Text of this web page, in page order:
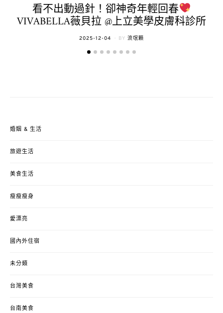
看不出動過針！卻神奇年輕回春
VIVABELLA薇貝拉 @上立美學皮膚科診所
POSTED
2025-12-04 BY 流氓顆
婚姻 & 生活
旅遊生活
美食生活
瘦瘦瘦身
愛漂亮
國內外住宿
未分類
台灣美食
台南美食